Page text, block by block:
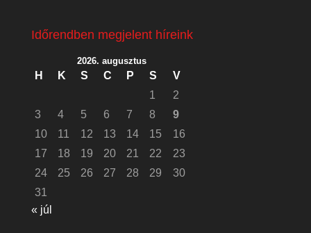
Időrendben megjelent híreink
2026. augusztus
H K S C P S
V
1
2
3
4 5 6 7 8
9
10
11 12 13 14 15
16
17
18 19 20 21 22
23
24
25 26 27 28 29
30
31
« júl